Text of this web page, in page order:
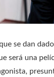
se dan
será una